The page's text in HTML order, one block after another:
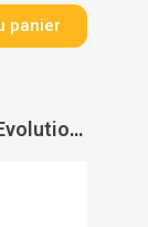
panier
Kit dossier + accoudoirs Arsis Evolution blanc/gris - PELLET